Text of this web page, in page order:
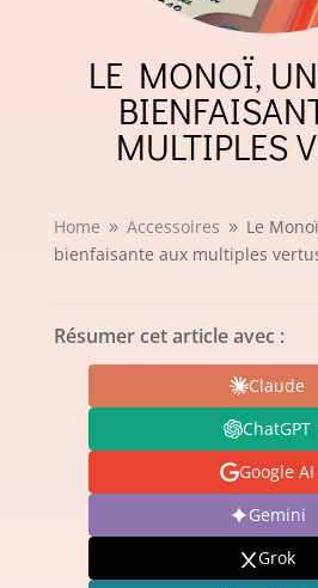
LE MONOÏ,
MULTIPLES
Home 9 Accessoires 9 Le
bienfaisante aux multiples
Résumer cet article avec :
Claude
ChatGPT
Google AI
Gemini
Grok